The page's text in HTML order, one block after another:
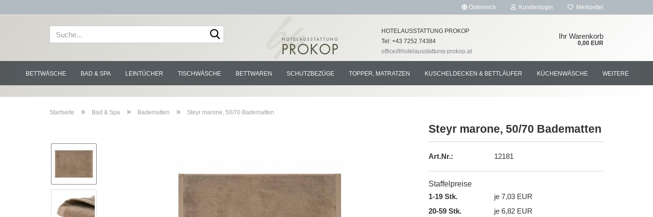
Österreich
Lieferland
Kundenlogin
Konto erstellen
Passwort vergessen?
Merkzettel
HOTELAUSSTATTUNG PROKOP
Tel: +43 7252 74384
office@hotelausstattung-prokop.at
Ihr Warenkorb
0,00 EUR
BETTWÄSCHE BAD & SPA LEINTÜCHER TISCHWÄSCHE BETTWAREN SCHUTZBEZÜGE TOPPER, MATRATZEN KUSCHELDECKEN & BETTLÄUFER KÜCHENWÄSCHE WEITERE
Startseite » Bad & Spa » Badematten » Steyr marone, 50/70 Badematten
Steyr marone, 50/70 Badematten
Art.Nr.: 12181
Staffelpreise
1-19 Stk.
je 7,03 EUR
20-59 Stk.
je 6,82 EUR